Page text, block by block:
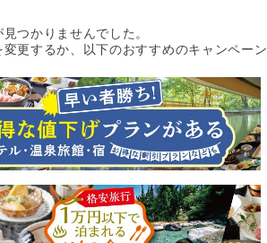
つかりませんでした。
更するか、以下のおすすめのキャンペー